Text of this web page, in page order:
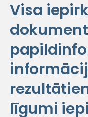
Visa
līgumi